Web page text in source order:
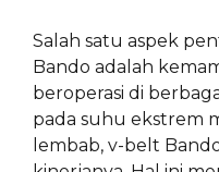
Salah satu aspek
Bando adalah
beroperasi di
pada suhu ekstrem
lembab, v-belt